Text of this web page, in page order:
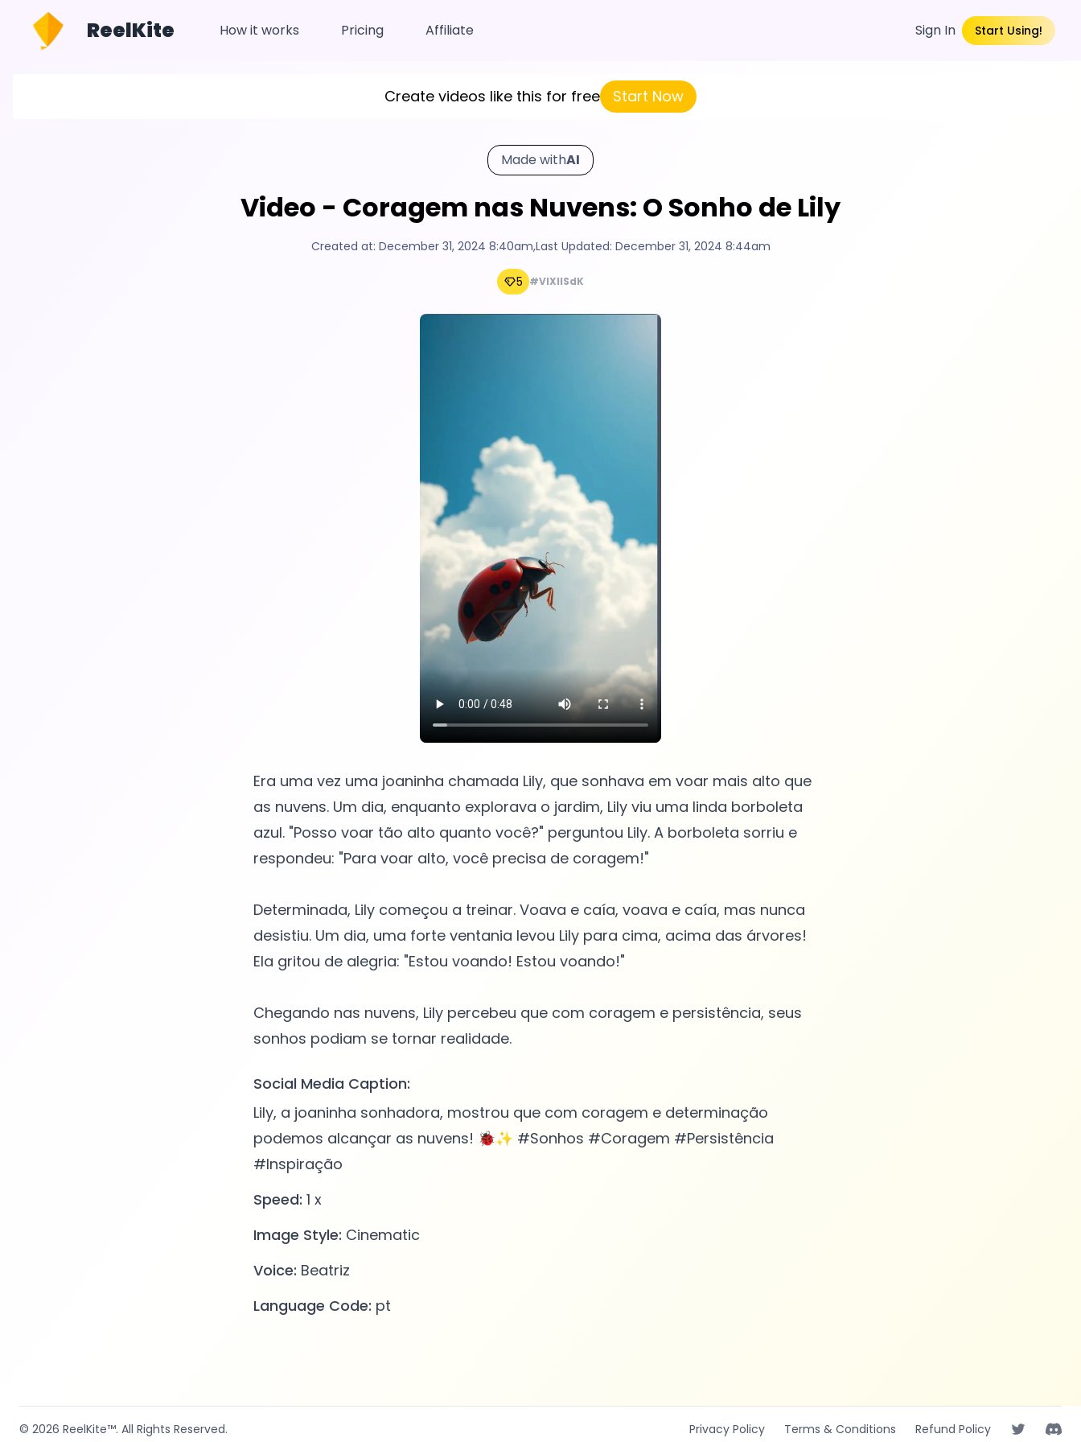
ReelKite How it works Pricing Affiliate Sign In Start Using!
Create videos like this for free Start Now
Made withAI
Video - Coragem nas Nuvens: O Sonho de Lily
Created at: December 31, 2024 8:40am,Last Updated: December 31, 2024 8:44am
5 #VIXlISdK
Era uma vez uma joaninha chamada Lily, que sonhava em voar mais alto que
as nuvens. Um dia, enquanto explorava o jardim, Lily viu uma linda borboleta
azul. "Posso voar tão alto quanto você?" perguntou Lily. A borboleta sorriu e
respondeu: "Para voar alto, você precisa de coragem!"
Determinada, Lily começou a treinar. Voava e caía, voava e caía, mas nunca
desistiu. Um dia, uma forte ventania levou Lily para cima, acima das árvores!
Ela gritou de alegria: "Estou voando! Estou voando!"
Chegando nas nuvens, Lily percebeu que com coragem e persistência, seus
sonhos podiam se tornar realidade.
Social Media Caption:
Lily, a joaninha sonhadora, mostrou que com coragem e determinação
podemos alcançar as nuvens! 🐞✨ #Sonhos #Coragem #Persistência
#Inspiração
Speed: 1 x
Image Style: Cinematic
Voice: Beatriz
Language Code: pt
© 2026 ReelKite™. All Rights Reserved. Privacy Policy Terms & Conditions Refund Policy